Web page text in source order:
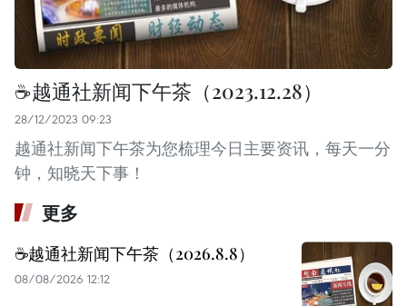
☕️越通社新闻下午茶（2023.12.28）
28/12/2023 09:23
越通社新闻下午茶为您梳理今日主要资讯，每天一分
钟，知晓天下事！
更多
☕️越通社新闻下午茶（2026.8.8）
08/08/2026 12:12